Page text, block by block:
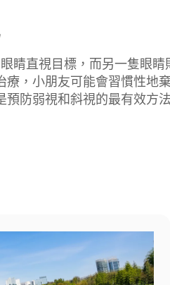
直視目標，而另一隻眼睛
，小朋友可能會習慣性地
防弱視和斜視的最有效方法